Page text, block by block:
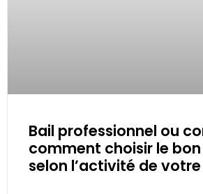
Bail professionnel ou
comment choisir le
selon l’activité de